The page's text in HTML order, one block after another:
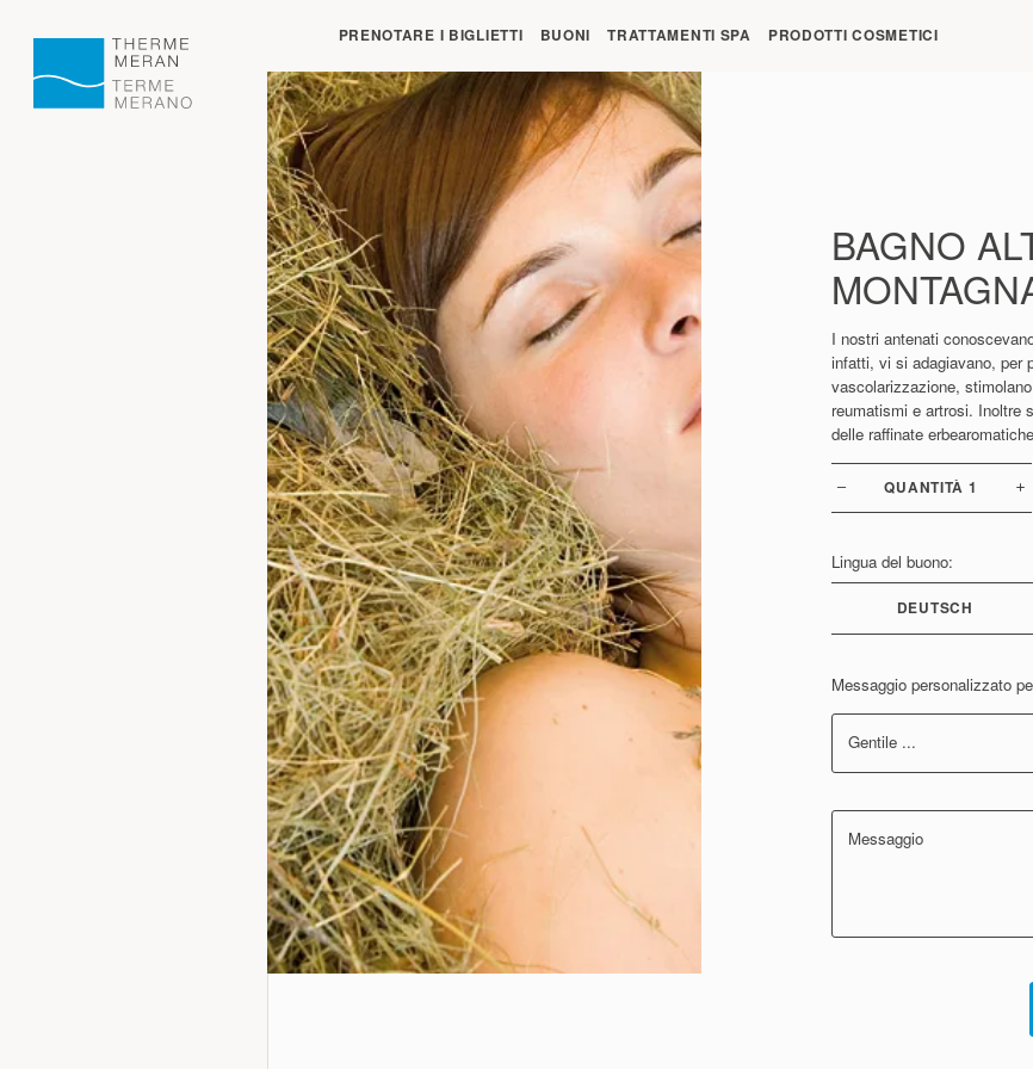
Chiuso:apre alle ore 09:00
PRENOTARE I BIGLIETTI BUONI TRATTAMENTI SPA PRODOTTI COSMETICI
BAGNO
I nostri antenati
infatti, vi si adagiavano, per
vascolarizzazione,
reumatismi e artrosi. Inoltre
delle raffinate
QUANTITÀ 1
Lingua del buono:
DEUTSCH
Messaggio personalizzato
Gentile ...
Messaggio